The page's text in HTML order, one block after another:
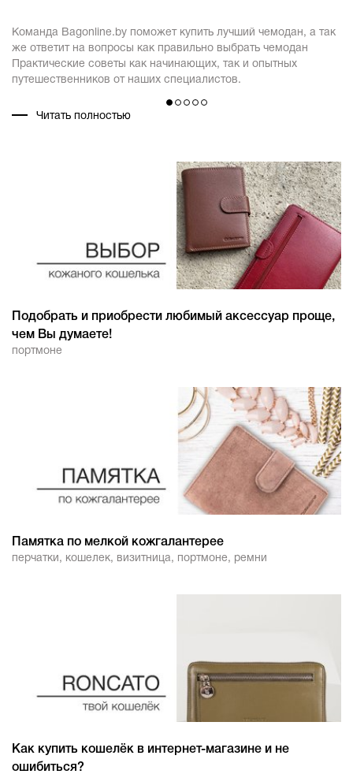
Команда Bagonline.by поможет купить лучший чемодан, а так
же ответит на вопросы как правильно выбрать чемодан
Практические советы как начинающих, так и опытных
путешественников от наших специалистов.
Читать полностью
Подобрать и приобрести любимый аксессуар проще,
чем Вы думаете!
портмоне
Памятка по мелкой кожгалантерее
перчатки, кошелек, визитница, портмоне, ремни
Как купить кошелёк в интернет-магазине и не
ошибиться?